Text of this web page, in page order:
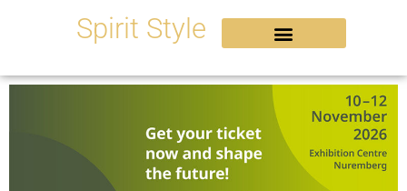
Spirit Style